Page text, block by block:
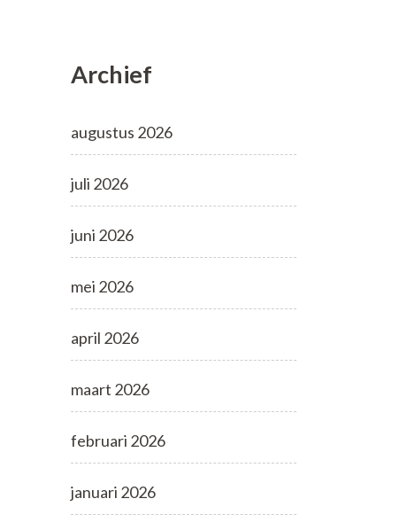
Archief
augustus 2026
juli 2026
juni 2026
mei 2026
april 2026
maart 2026
februari 2026
januari 2026